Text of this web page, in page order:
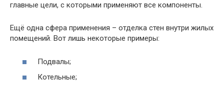
главные цели, с которыми применяют все компоненты.
Ещё одна сфера применения – отделка стен внутри жилых
помещений. Вот лишь некоторые примеры:
Подвалы;
Котельные;